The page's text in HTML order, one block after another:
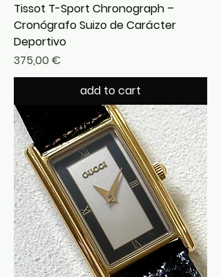
Tissot T-Sport Chronograph –
Cronógrafo Suizo de Carácter
Deportivo
Precio
375,00 €
add to cart